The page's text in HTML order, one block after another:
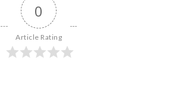
0
Article Rating